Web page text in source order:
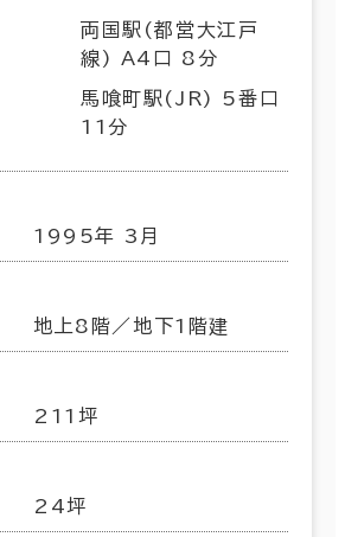
両国駅(都営大江戸
線) A4口 8分
馬喰町駅(JR) 5番口
11分
1995年 3月
地上8階／地下1階建
211坪
24坪